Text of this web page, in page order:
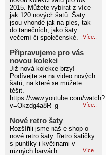
2015. Můžete vybírat z více
jak 120 nových šatů. Šaty
jsou vhondé jak na ples, tak
do tanečních, jako šaty
večerní či společenské.
Více..
Připravujeme pro vás
novou kolekci
Již nová kolekce brzy!
Podívejte se na video nových
šatů, na které se můžete
těšit.
https://www.youtube.com/watch?
v=Okzdg4a8RTg
Více..
Nové retro šaty
Rozšířili jsme náš e-shop o
nové retro šaty. Retro šatičky
s puntíky i květinami v
různých barvách.
Více..